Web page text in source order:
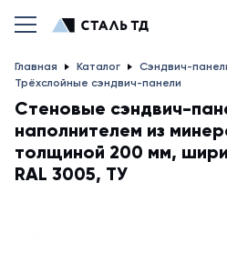
Главная Каталог
Сэндвич-
Трёхслойные сэндвич-панели
Стеновые сэндвич-
наполнителем из
толщиной 200 мм,
RAL 3005, ТУ